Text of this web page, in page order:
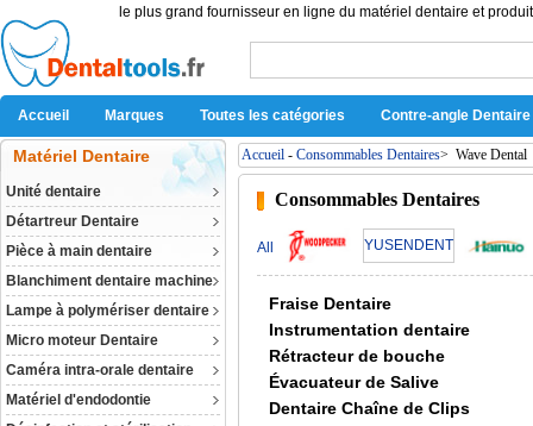
le plus grand fournisseur en ligne du matériel dentaire et
Accueil Marques Toutes les catégories Contre-angle Dentaire
Matériel Dentaire
Unité dentaire
Détartreur Dentaire
Pièce à main dentaire
Blanchiment dentaire machine
Lampe à polymériser dentaire
Micro moteur Dentaire
Caméra intra-orale dentaire
Matériel d'endodontie
Accueil - Consommables Dentaires> Wave Dental
Consommables Dentaires
All YUSENDENT
Fraise Dentaire
Instrumentation dentaire
Rétracteur de bouche
Évacuateur de Salive
Dentaire Chaîne de Clips